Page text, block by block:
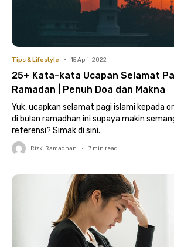
Tips & Lifestyle • 15 April 2022
25+ Kata-kata Ucapan Selamat
Ramadan | Penuh Doa dan Makna
Yuk, ucapkan selamat pagi islami kepada
di bulan ramadhan ini supaya makin
referensi? Simak di sini.
Rizki Ramadhan • 7 min read